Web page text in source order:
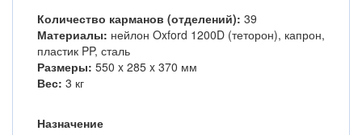
Количество карманов (отделений): 39
Материалы: нейлон Oxford 1200D (теторон), капрон,
пластик PP, сталь
Размеры: 550 x 285 x 370 мм
Вес: 3 кг
Назначение